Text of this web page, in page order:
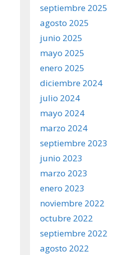
septiembre 2025
agosto 2025
junio 2025
mayo 2025
enero 2025
diciembre 2024
julio 2024
mayo 2024
marzo 2024
septiembre 2023
junio 2023
marzo 2023
enero 2023
noviembre 2022
octubre 2022
septiembre 2022
agosto 2022